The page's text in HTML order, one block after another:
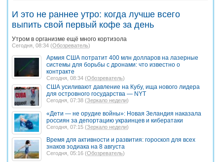
И это не раннее утро: когда лучше всего
выпить свой первый кофе за день
Утром в организме ещё много кортизола
Сегодня, 08:34 (Обозреватель)
Армия США потратит 400 млн долларов на лазерные
системы для борьбы с дронами: что известно о
контракте
Сегодня, 08:34 (Обозреватель)
США усиливают давление на Кубу, ища нового лидера
для островного государства — NYT
Сегодня, 07:38 (Зеркало недели)
«Дети — не орудие войны»: Новая Зеландия наказала
россиян за депортацию украинцев и кибератаки
Сегодня, 07:15 (Зеркало недели)
Время для активности и развития: гороскоп для всех
знаков зодиака на 8 августа
Сегодня, 05:16 (Обозреватель)